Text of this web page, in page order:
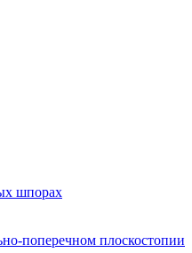
шпорах
поперечном плоскостопии